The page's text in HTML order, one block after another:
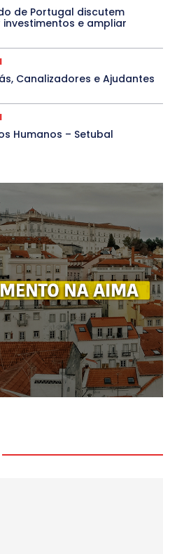
de Portugal discutem
e ampliar
Canalizadores e Ajudantes
Humanos – Setubal